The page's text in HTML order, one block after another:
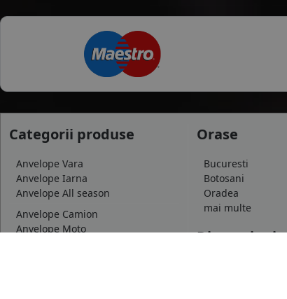
Categorii produse
Anvelope Vara
Anvelope Iarna
Anvelope All season
Anvelope Camion
Anvelope Moto
Orase
Bucuresti
Botosani
Oradea
mai multe
Dimensiuni